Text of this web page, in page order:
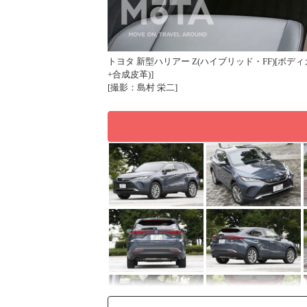
トヨタ 新型ハリアー Z(ハイブリッド・FF)[ボデ
+合成皮革)]
[撮影：島村 栄二]